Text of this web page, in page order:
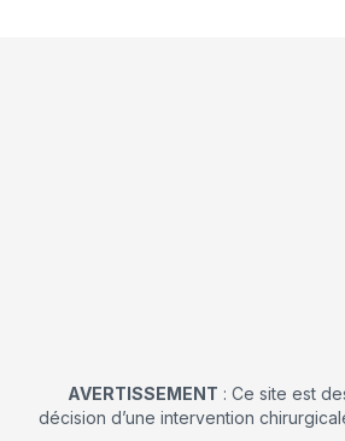
AVERTISSEMENT : Ce site est
décision d’une intervention